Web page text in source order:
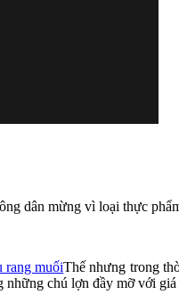
dân mừng vì loại thực
rang muốiThế nhưng trong
chú lợn đầy mỡ với